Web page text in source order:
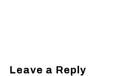
Leave a Reply